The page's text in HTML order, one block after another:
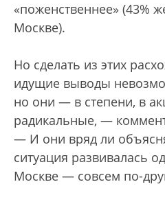
«поженственнее» (43%
Москве).
Но сделать из этих
идущие выводы
но они — в степени, в
радикальные, —
— И они вряд ли
ситуация развивалась
Москве — совсем по-